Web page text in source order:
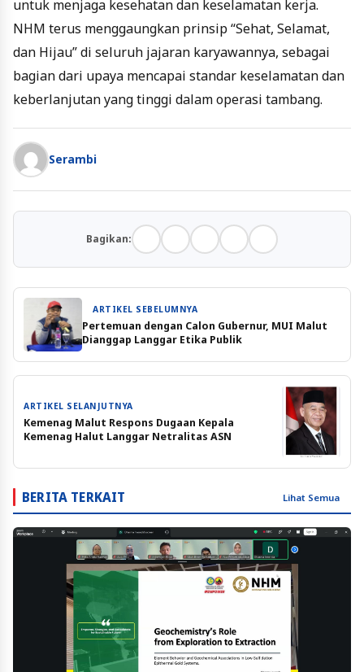
untuk menjaga kesehatan dan keselamatan kerja.
NHM terus menggaungkan prinsip “Sehat, Selamat,
dan Hijau” di seluruh jajaran karyawannya, sebagai
bagian dari upaya mencapai standar keselamatan dan
keberlanjutan yang tinggi dalam operasi tambang.
Serambi
Bagikan:
ARTIKEL SEBELUMNYA
Pertemuan dengan Calon Gubernur, MUI Malut
Dianggap Langgar Etika Publik
ARTIKEL SELANJUTNYA
Kemenag Malut Respons Dugaan Kepala
Kemenag Halut Langgar Netralitas ASN
BERITA TERKAIT Lihat Semua